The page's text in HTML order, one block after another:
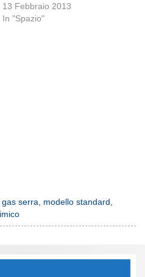
13 Febbraio 2013
In "Spazio"
gas serra, modello standard ,